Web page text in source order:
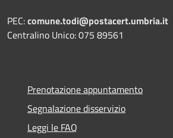
PEC:comune.todi@postacert.umbria.it
Centralino Unico: 075 89561
Prenotazione appuntamento
Segnalazione disservizio
Leggi le FAQ